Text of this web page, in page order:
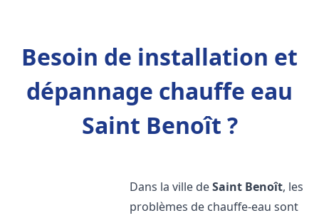
Besoin de installation et
dépannage chauffe eau
Saint Benoît ?
Dans la ville deSaint Benoît, les
problèmes de chauffe-eau sont